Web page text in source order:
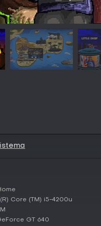
Core (TM) i5-4200u
GT 640